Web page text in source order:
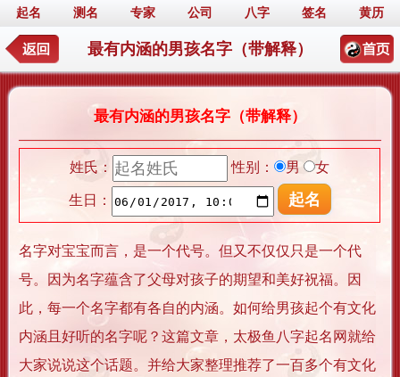
起名 测名 专家 公司 八字 签名 黄历
最有内涵的男孩名字（带解释）
最有内涵的男孩名字（带解释）
姓氏： 性别： 男 女
生日：
名字对宝宝而言，是一个代号。但又不仅仅只是一个代
号。因为名字蕴含了父母对孩子的期望和美好祝福。因
此，每一个名字都有各自的内涵。如何给男孩起个有文化
内涵且好听的名字呢？这篇文章，太极鱼八字起名网就给
大家说说这个话题。并给大家整理推荐了一百多个有文化